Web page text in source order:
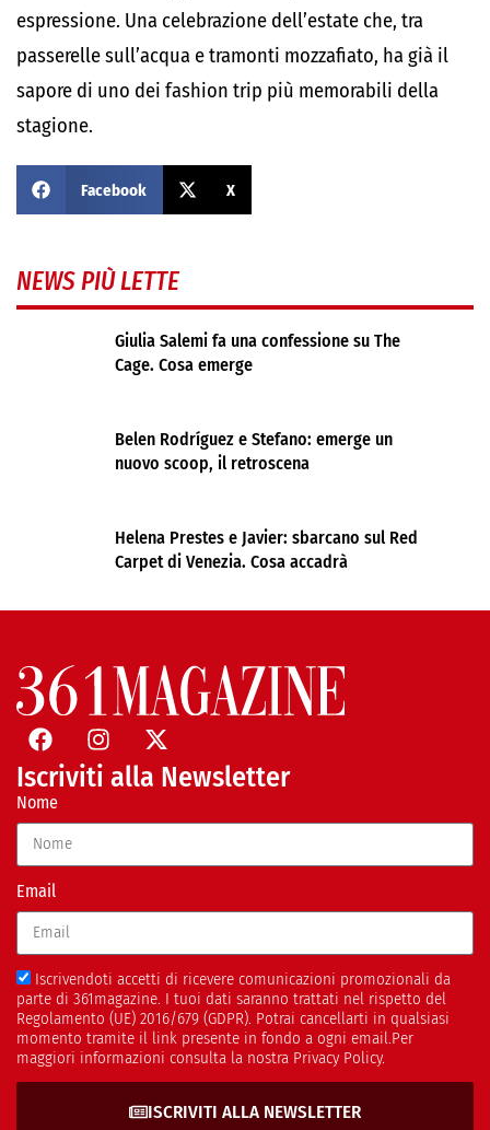
espressione. Una celebrazione dell’estate che, tra
passerelle sull’acqua e tramonti mozzafiato, ha già il
sapore di uno dei fashion trip più memorabili della
stagione.
Facebook X
NEWS PIÙ LETTE
Giulia Salemi fa una confessione su The
Cage. Cosa emerge
Belen Rodríguez e Stefano: emerge un
nuovo scoop, il retroscena
Helena Prestes e Javier: sbarcano sul Red
Carpet di Venezia. Cosa accadrà
Iscriviti alla Newsletter
Nome
Email
Iscrivendoti accetti di ricevere comunicazioni promozionali da
parte di 361magazine. I tuoi dati saranno trattati nel rispetto del
Regolamento (UE) 2016/679 (GDPR). Potrai cancellarti in qualsiasi
momento tramite il link presente in fondo a ogni email.Per
maggiori informazioni consulta la nostra Privacy Policy.
ISCRIVITI ALLA NEWSLETTER